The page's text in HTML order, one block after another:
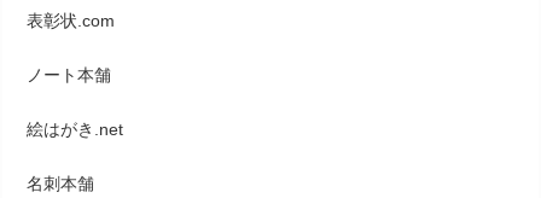
表彰状.com
ノート本舗
絵はがき.net
名刺本舗